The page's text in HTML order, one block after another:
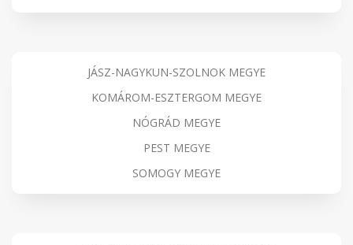
JÁSZ-NAGYKUN-SZOLNOK MEGYE
KOMÁROM-ESZTERGOM MEGYE
NÓGRÁD MEGYE
PEST MEGYE
SOMOGY MEGYE